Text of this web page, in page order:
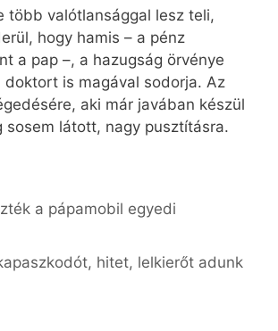
több valótlansággal lesz teli,
hogy hamis – a pénz
a pap –, a hazugság örvénye
doktort is magával sodorja. Az
aki már javában készül
sosem látott, nagy pusztításra.
a pápamobil egyedi
hitet, lelkierőt adunk